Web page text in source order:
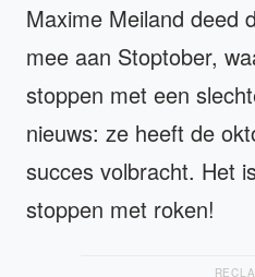
Maxime Meiland deed
mee aan Stoptober,
stoppen met een
nieuws: ze heeft de
succes volbracht. Het
stoppen met roken!